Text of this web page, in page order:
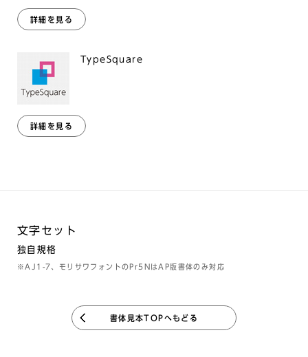
詳細を見る
TypeSquare
詳細を見る
文字セット
独自規格
※AJ1-7、モリサワフォントのPr5NはAP版書体のみ対応
書体見本TOPへもどる